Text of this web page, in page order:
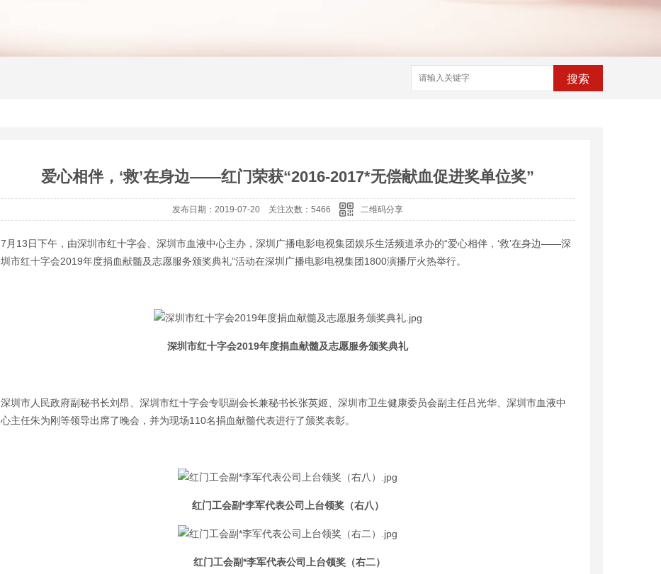
搜索
爱心相伴，‘救’在身边——红门荣获“2016-2017*无偿献血促进奖单位奖”
发布日期：2019-07-20 关注次数：5466 二维码分享
7月13日下午，由深圳市红十字会、深圳市血液中心主办，深圳广播电影电视集团娱乐生活频道承办的“爱心相伴，‘救’在身边——深
圳市红十字会2019年度捐血献髓及志愿服务颁奖典礼”活动在深圳广播电影电视集团1800演播厅火热举行。
深圳市红十字会2019年度捐血献髓及志愿服务颁奖典礼
深圳市人民政府副秘书长刘昂、深圳市红十字会专职副会长兼秘书长张英姬、深圳市卫生健康委员会副主任吕光华、深圳市血液中
心主任朱为刚等领导出席了晚会，并为现场110名捐血献髓代表进行了颁奖表彰。
红门工会副*李军代表公司上台领奖（右八）
红门工会副*李军代表公司上台领奖（右二）